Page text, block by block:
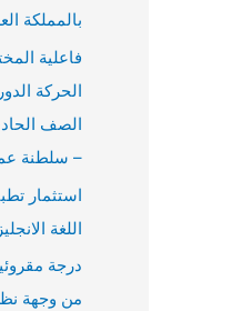
بالمملكة
فاعلية
الحركة
الصف
– سلطنة
استثمار
اللغة
درجة
من وجهة